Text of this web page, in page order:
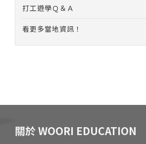
打工遊學Ｑ＆Ａ
看更多當地資訊！
關於 WOORI EDUCATION